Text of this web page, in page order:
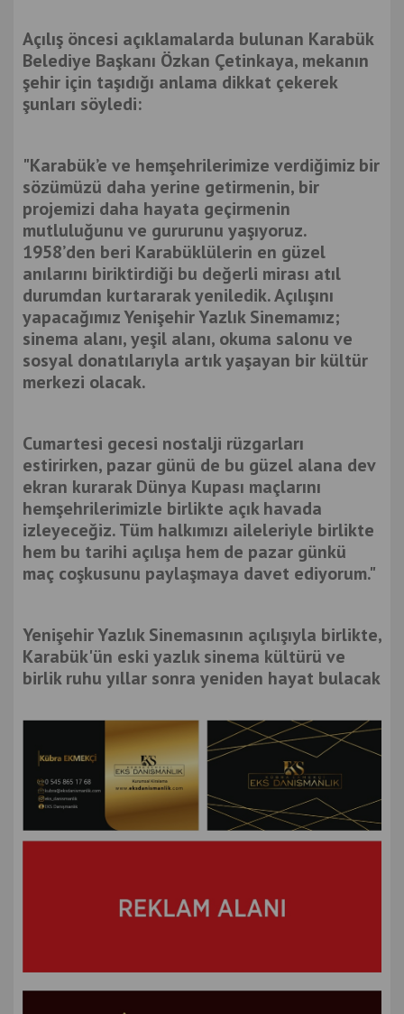
Açılış öncesi açıklamalarda bulunan Karabük
Belediye Başkanı Özkan Çetinkaya, mekanın
şehir için taşıdığı anlama dikkat çekerek
şunları söyledi:
"Karabük’e ve hemşehrilerimize verdiğimiz bir
sözümüzü daha yerine getirmenin, bir
projemizi daha hayata geçirmenin
mutluluğunu ve gururunu yaşıyoruz.
1958’den beri Karabüklülerin en güzel
anılarını biriktirdiği bu değerli mirası atıl
durumdan kurtararak yeniledik. Açılışını
yapacağımız Yenişehir Yazlık Sinemamız;
sinema alanı, yeşil alanı, okuma salonu ve
sosyal donatılarıyla artık yaşayan bir kültür
merkezi olacak.
Cumartesi gecesi nostalji rüzgarları
estirirken, pazar günü de bu güzel alana dev
ekran kurarak Dünya Kupası maçlarını
hemşehrilerimizle birlikte açık havada
izleyeceğiz. Tüm halkımızı aileleriyle birlikte
hem bu tarihi açılışa hem de pazar günkü
maç coşkusunu paylaşmaya davet ediyorum."
Yenişehir Yazlık Sinemasının açılışıyla birlikte,
Karabük'ün eski yazlık sinema kültürü ve
birlik ruhu yıllar sonra yeniden hayat bulacak